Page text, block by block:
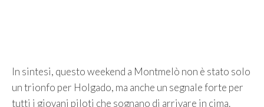
In sintesi, questo weekend a Montmelò non è stato solo
un trionfo per Holgado, ma anche un segnale forte per
tutti i giovani piloti che sognano di arrivare in cima.